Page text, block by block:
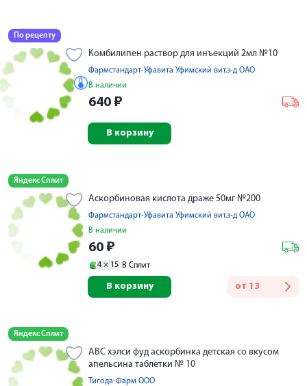
По рецепту
Комбилипен раствор для инъекций 2мл №10
Фармстандарт-Уфавита Уфимский вит.з-д ОАО
В наличии
640 ₽
В корзину
Яндекс Сплит
Аскорбиновая кислота драже 50мг №200
Фармстандарт-Уфавита Уфимский вит.з-д ОАО
В наличии
60 ₽
4 × 15 В Сплит
от 13
В корзину
Яндекс Сплит
АВС хэлси фуд аскорбинка детская со вкусом
апельсина таблетки № 10
Тигода-Фарм ООО